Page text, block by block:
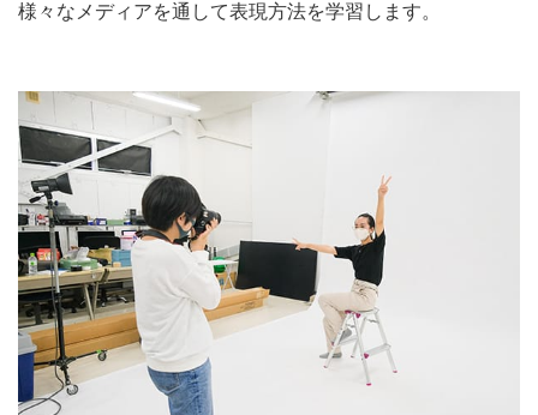
様々なメディアを通して表現方法を学習します。